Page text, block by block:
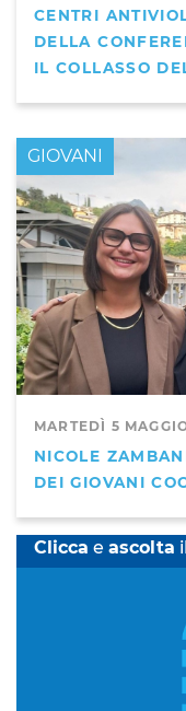
CENTRI
DELLA
IL COLLASSO
MARTEDÌ 5
NICOLE
DEI GIOVANI
GIOVANI
Clicca e ascolta